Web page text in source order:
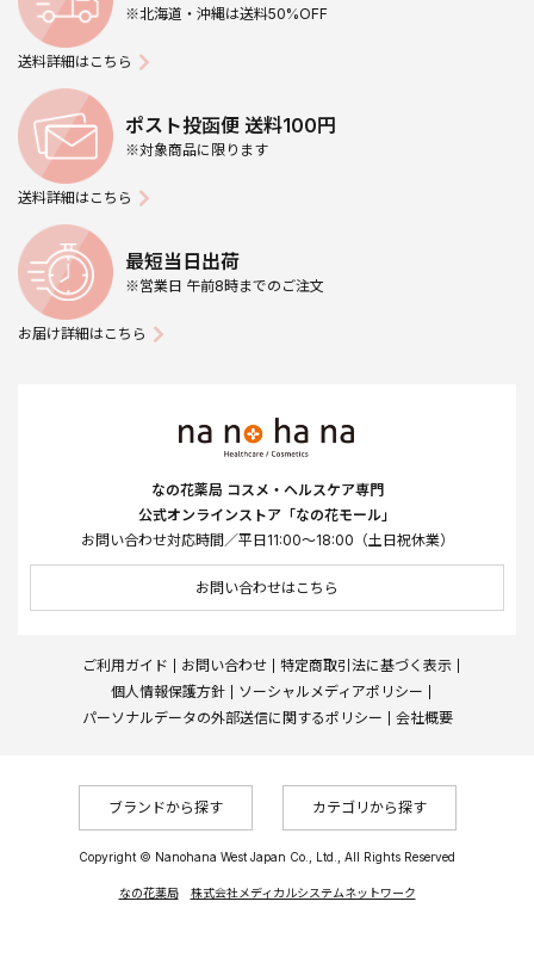
※北海道・沖縄は送料50%OFF
送料詳細はこちら
ポスト投函便 送料100円
※対象商品に限ります
送料詳細はこちら
最短当日出荷
※営業日 午前8時までのご注文
お届け詳細はこちら
なの花薬局 コスメ・ヘルスケア専門
公式オンラインストア「なの花モール」
お問い合わせ対応時間／平日11:00～18:00（土日祝休業）
お問い合わせはこちら
ご利用ガイド お問い合わせ
特定商取引法に基づく表示
個人情報保護方針
ソーシャルメディアポリシー
パーソナルデータの外部送信に関するポリシー
会社概要
ブランドから探す カテゴリから探す
Copyright © Nanohana West Japan Co., Ltd., All Rights Reserved
なの花薬局 株式会社メディカルシステムネットワーク